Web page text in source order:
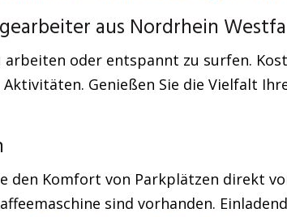
aus Nordrhein
arbeiten oder entspannt zu surfen.
Genießen Sie die Vielfalt
den Komfort von Parkplätzen direkt
sind vorhanden.